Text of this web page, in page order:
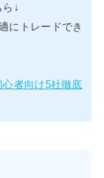
↓
にトレードでき
者向け5社徹底